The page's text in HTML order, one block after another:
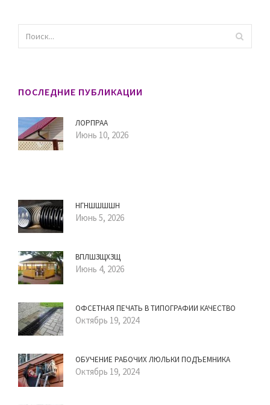
ПОСЛЕДНИЕ ПУБЛИКАЦИИ
ЛОРПРАА
Июнь 10, 2026
НГНШШШШН
Июнь 5, 2026
ВПЛШЗЩХЗЩ
Июнь 4, 2026
ОФСЕТНАЯ ПЕЧАТЬ В ТИПОГРАФИИ КАЧЕСТВО
Октябрь 19, 2024
ОБУЧЕНИЕ РАБОЧИХ ЛЮЛЬКИ ПОДЪЕМНИКА
Октябрь 19, 2024